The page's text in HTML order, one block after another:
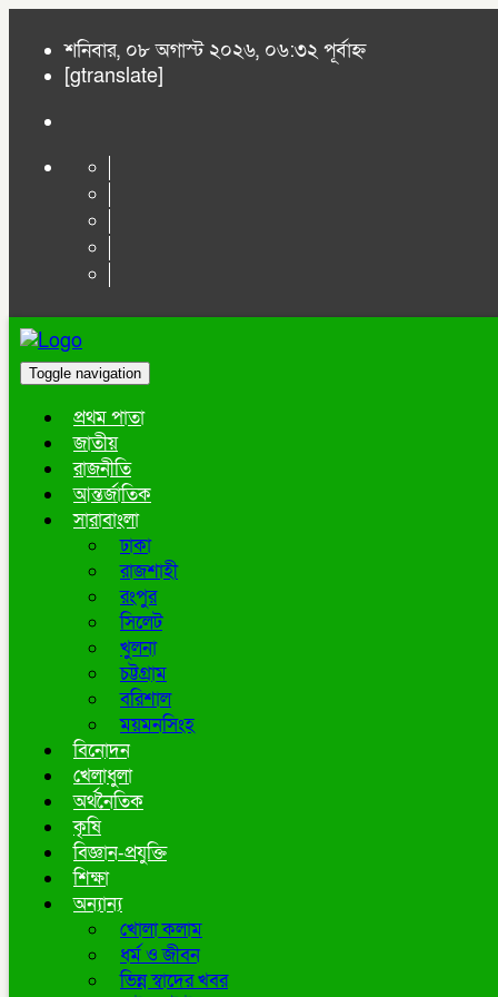
শনিবার, ০৮ অগাস্ট ২০২৬, ০৬:৩২ পূর্বাহ্ন
[gtranslate]
Toggle navigation
প্রথম পাতা
জাতীয়
রাজনীতি
আন্তর্জাতিক
সারাবাংলা
ঢাকা
রাজশাহী
রংপুর
সিলেট
খুলনা
চট্টগ্রাম
বরিশাল
ময়মনসিংহ
বিনোদন
খেলাধুলা
অর্থনৈতিক
কৃষি
বিজ্ঞান-প্রযুক্তি
শিক্ষা
অন্যান্য
খোলা কলাম
ধর্ম ও জীবন
ভিন্ন স্বাদের খবর